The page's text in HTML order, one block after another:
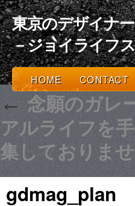
東京のデザイナ
－ジョイライフ
HOME CONTACT
←念願のガレ
アルライフを
集しておりま
gdmag_plan